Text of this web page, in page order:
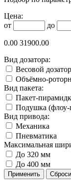
Цена:
от
до
0.00 31900.00
Вид дозатора:
Весовой дозатор
Объёмно-
Вид пакета:
Пакет-
Подушка (флоу-
Вид привода:
Механика
Пневматика
Максимальная
До 320 мм
До 400 мм